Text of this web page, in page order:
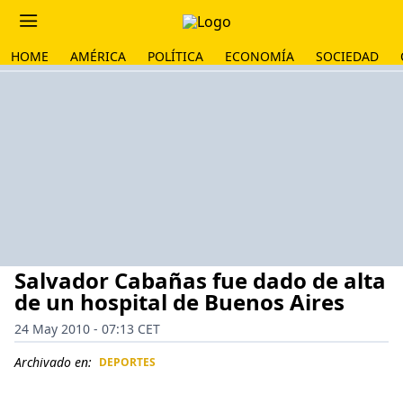
HOME AMÉRICA POLÍTICA ECONOMÍA SOCIEDAD
Salvador Cabañas fue dado de alta
de un hospital de Buenos Aires
24 May 2010 - 07:13 CET
Archivado en: DEPORTES